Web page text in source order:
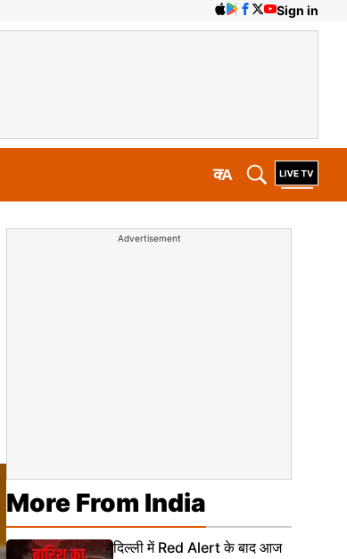
Sign in
A
क
Advertisement
More From India
दिल्ली में Red Alert के बाद आज